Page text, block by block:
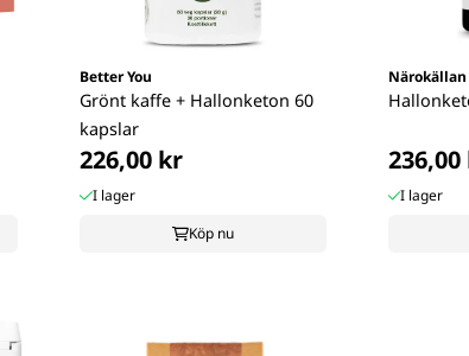
Better You
Grönt kaffe + Hallonketon 60
kapslar
226,00 kr
I lager
Köp nu
Närokällan
I lager